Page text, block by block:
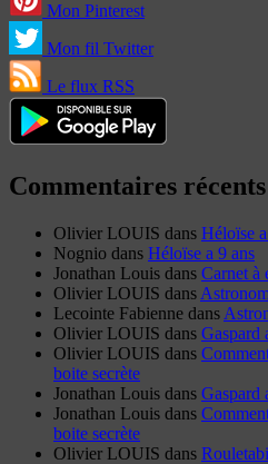
Mon Pinterest
Mon fil Twitter
Le flux RSS
Commentaires récents
Olivier LOUIS dans Héloïse
Nognio dans Héloïse a 9 ans
Jonathan Louis dans Carnet à
Olivier LOUIS dans
Lecointe Fabienne dans
Olivier LOUIS dans Gaspard
Olivier LOUIS dans
boite secrète
Jonathan Louis dans Gaspard
Jonathan Louis dans
boite secrète
Olivier LOUIS dans